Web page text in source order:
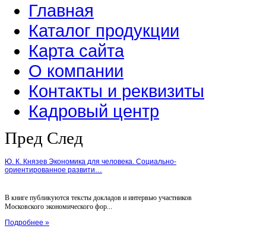
Главная
Каталог продукции
Карта сайта
О компании
Контакты и реквизиты
Кадровый центр
Пред След
Ю. К. Князев Экономика для человека. Социально-
ориентированное развити…
В книге публикуются тексты докладов и интервью участников
Московского экономического фор...
Подробнее »